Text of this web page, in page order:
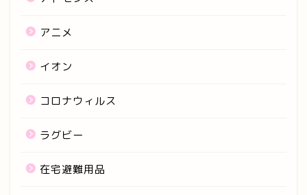
アニメ
イオン
コロナウィルス
ラグビー
在宅避難用品